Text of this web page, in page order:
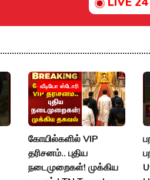
வீடியோ ஸ்டோரி
கோயில்களில் VIP
தரிசனம்.. புதிய
நடைமுறைகள்! முக்கிய